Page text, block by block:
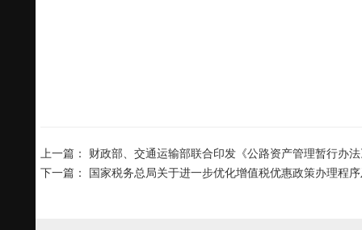
上一篇： 财政部、交通运输部联合印发《公路资产管理暂行办
下一篇：
国家税务总局关于进一步优化增值税优惠政策办理程